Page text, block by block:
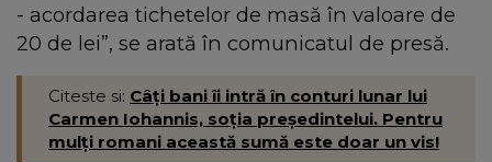
- acordarea tichetelor de masă în valoare de
20 de lei”, se arată în comunicatul de presă.
Citeste si: Câţi bani îi intră în conturi lunar lui
Carmen Iohannis, soţia preşedintelui. Pentru
mulţi romani această sumă este doar un vis!